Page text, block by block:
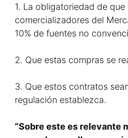
1. La obligatoriedad de
comercializadores del
10% de fuentes no
2. Que estas compras se
3. Que estos contratos
regulación establezca.
“Sobre este es relevante